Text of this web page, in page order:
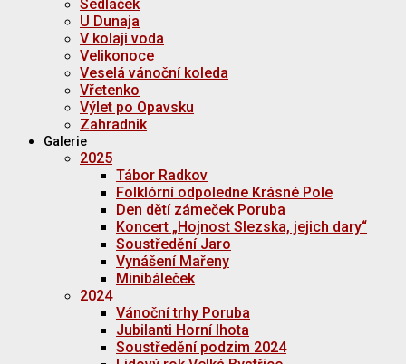
Sedlaček
U Dunaja
V kolaji voda
Velikonoce
Veselá vánoční koleda
Vřetenko
Výlet po Opavsku
Zahradnik
Galerie
2025
Tábor Radkov
Folklórní odpoledne Krásné Pole
Den dětí zámeček Poruba
Koncert „Hojnost Slezska, jejich dary“
Soustředění Jaro
Vynášení Mařeny
Minibáleček
2024
Vánoční trhy Poruba
Jubilanti Horní lhota
Soustředění podzim 2024